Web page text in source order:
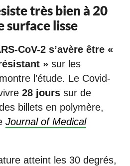
très bien à 20
surface lisse
CoV-2 s’avère être «
» sur les
l’étude. Le Covid-
28 jours sur de
billets en polymère,
Journal of Medical
atteint les 30 degrés,